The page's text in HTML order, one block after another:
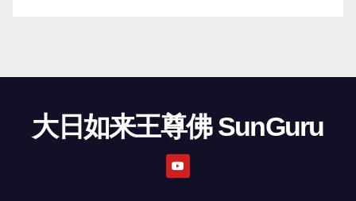
大日如来王尊佛 SunGuru